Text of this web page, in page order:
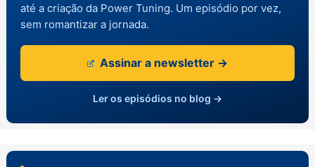
até a criação da Power Tuning. Um episódio por vez,
sem romantizar a jornada.
Assinar a newsletter →
Ler os episódios no blog →